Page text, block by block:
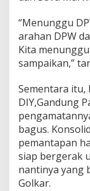
“Menunggu
arahan DPW
Kita
sampaikan,”
Sementara itu,
DIY,Gandung
bagus.
pemantapan
siap bergerak
nantinya yang
Golkar.